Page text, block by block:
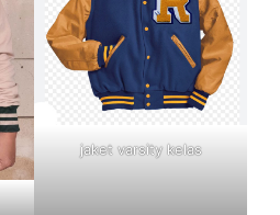
jaket varsity kelas